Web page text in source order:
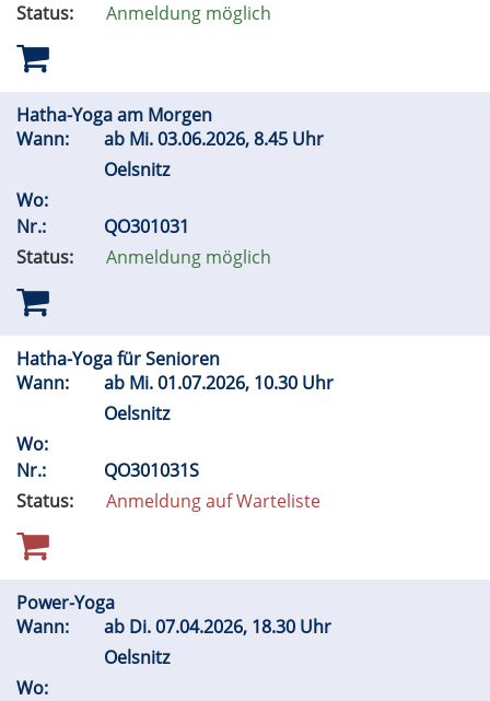
Status:
Anmeldung möglich
Hatha-Yoga am Morgen
Wann:
ab Mi.03.06.2026, 8.45 Uhr
Oelsnitz
Wo:
Nr.:
QO301031
Status:
Anmeldung möglich
Hatha-Yoga für Senioren
Wann:
ab Mi.01.07.2026, 10.30 Uhr
Oelsnitz
Wo:
Nr.:
QO301031S
Status:
Anmeldung auf Warteliste
Power-Yoga
Wann:
ab Di.07.04.2026, 18.30 Uhr
Oelsnitz
Wo: